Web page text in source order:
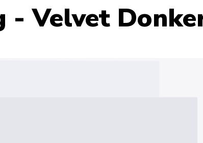
- Velvet